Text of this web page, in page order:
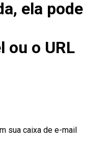
ela pode
ou o URL
sua caixa de e-mail